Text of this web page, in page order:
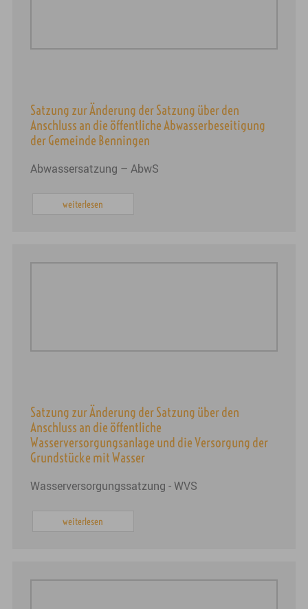
Satzung zur Änderung der Satzung über den
Anschluss an die öffentliche Abwasserbeseitigung
der Gemeinde Benningen
Abwassersatzung – AbwS
weiterlesen
Satzung zur Änderung der Satzung über den
Anschluss an die öffentliche
Wasserversorgungsanlage und die Versorgung der
Grundstücke mit Wasser
Wasserversorgungssatzung - WVS
weiterlesen